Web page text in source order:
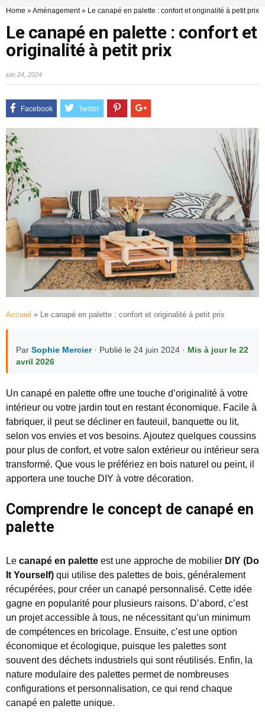
Home »Aménagement» Le canapé en palette : confort et originalité à petit prix
Le canapé en palette : confort et
originalité à petit prix
juin 24, 2024
Accueil » Le canapé en palette : confort et originalité à petit prix
Par Sophie Mercier· Publié le 24 juin 2024 · Mis à jour le 22
avril 2026
Un canapé en palette offre une touche d’originalité à votre
intérieur ou votre jardin tout en restant économique. Facile à
fabriquer, il peut se décliner en fauteuil, banquette ou lit,
selon vos envies et vos besoins. Ajoutez quelques coussins
pour plus de confort, et votre salon extérieur ou intérieur sera
transformé. Que vous le préfériez en bois naturel ou peint, il
apportera une touche DIY à votre décoration.
Comprendre le concept de canapé en
palette
Le canapé en palette est une approche de mobilier DIY (Do
It Yourself) qui utilise des palettes de bois, généralement
récupérées, pour créer un canapé personnalisé. Cette idée
gagne en popularité pour plusieurs raisons. D’abord, c’est
un projet accessible à tous, ne nécessitant qu’un minimum
de compétences en bricolage. Ensuite, c’est une option
économique et écologique, puisque les palettes sont
souvent des déchets industriels qui sont réutilisés. Enfin, la
nature modulaire des palettes permet de nombreuses
configurations et personnalisation, ce qui rend chaque
canapé en palette unique.